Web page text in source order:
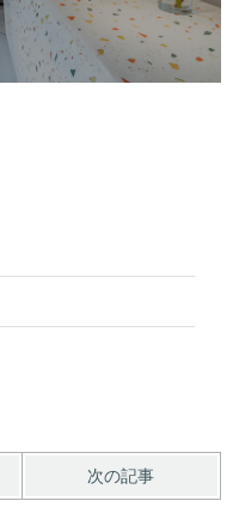
次の記事